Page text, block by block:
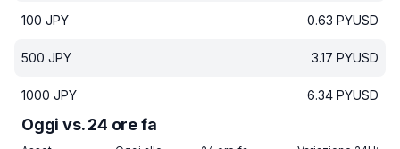
100 JPY 0.63 PYUSD
500 JPY 3.17 PYUSD
1000 JPY 6.34 PYUSD
Oggi vs. 24 ore fa